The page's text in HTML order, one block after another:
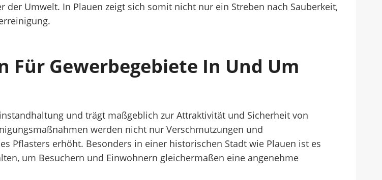
Umwelt. In Plauen zeigt sich somit nicht nur ein Streben nach Sauberkeit,
Für Gewerbegebiete In Und Um
und trägt maßgeblich zur Attraktivität und Sicherheit von
werden nicht nur Verschmutzungen und
Pflasters erhöht. Besonders in einer historischen Stadt wie Plauen ist es
um Besuchern und Einwohnern gleichermaßen eine angenehme